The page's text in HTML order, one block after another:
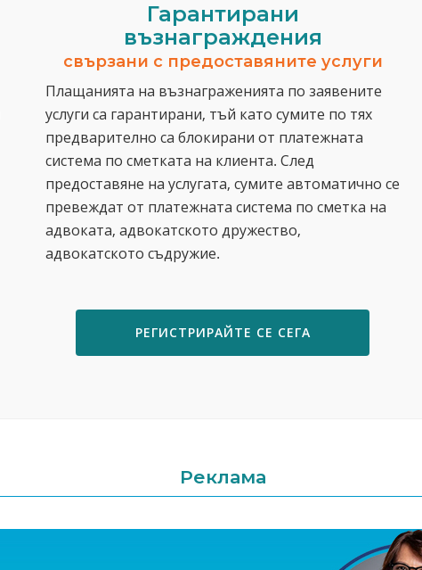
Гарантирани
възнаграждения
свързани с предоставяните услуги
Плащанията на възнаграженията по заявените
услуги са гарантирани, тъй като сумите по тях
предварително са блокирани от платежната
система по сметката на клиента. След
предоставяне на услугата, сумите автоматично се
превеждат от платежната система по сметка на
адвоката, адвокатското дружество,
адвокатското съдружие.
РЕГИСТРИРАЙТЕ СЕ СЕГА
Реклама